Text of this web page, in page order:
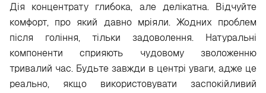
Дія концентрату глибока, але делікатна. Відчуйте
комфорт, про який давно мріяли. Жодних проблем
після гоління, тільки задоволення. Натуральні
компоненти сприяють чудовому зволоженню
тривалий час. Будьте завжди в центрі уваги, адже це
реально, якщо використовувати заспокійливий